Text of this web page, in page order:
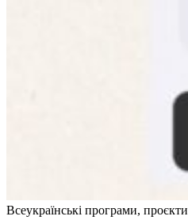
Всеукраїнські програми, проєкти